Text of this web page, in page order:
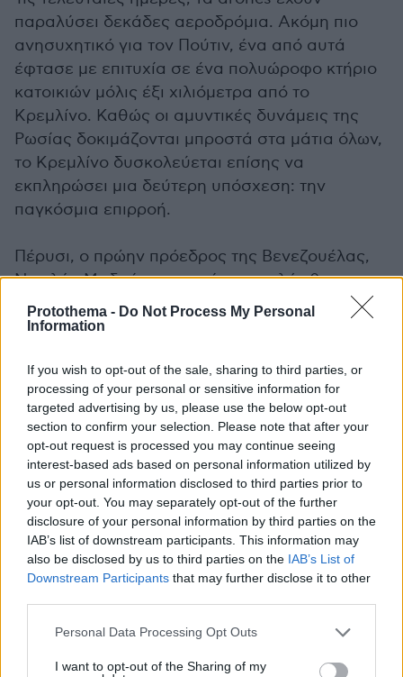
Protothema - Do Not Process My Personal
Information
If you wish to opt-out of the sale, sharing to third parties, or
processing of your personal or sensitive information for
targeted advertising by us, please use the below opt-out
section to confirm your selection. Please note that after your
opt-out request is processed you may continue seeing
interest-based ads based on personal information utilized by
us or personal information disclosed to third parties prior to
your opt-out. You may separately opt-out of the further
disclosure of your personal information by third parties on the
IAB’s list of downstream participants. This information may
also be disclosed by us to third parties on the IAB’s List of
Downstream Participants that may further disclose it to other
Please note that this website/app uses one or more Google
not limited to your visit or usage behaviour. You may click to
Personal Data Processing Opt Outs
I want to opt-out of the Sharing of my
παραλύσει δεκάδες αεροδρόμια. Ακόμη πιο
ανησυχητικό για τον Πούτιν, ένα από αυτά
έφτασε με επιτυχία σε ένα πολυώροφο κτήριο
κατοικιών μόλις έξι χιλιόμετρα από το
Κρεμλίνο. Καθώς οι αμυντικές δυνάμεις της
Ρωσίας δοκιμάζονται μπροστά στα μάτια όλων,
το Κρεμλίνο δυσκολεύεται επίσης να
εκπληρώσει μια δεύτερη υπόσχεση: την
παγκόσμια επιρροή.
Πέρυσι, ο πρώην πρόεδρος της Βενεζουέλας,
Νικολάς Μαδούρο, ο οποίος συνελήφθη σε μια
αμερικανική επιχείρηση «αστραπή», ήταν
ανάμεσα σε περίπου 30 ξένους αξιωματούχους
κατάλογος των καλεσμένων έχει μειωθεί σε
μια χούφτα ηγετών: από τη Λευκορωσία, το
Καζακστάν, το Κιργιστάν, τη Μαλαισία και το
Λάος. Ωστόσο, ο Νικόλ Πασινιάν από την
Αρμενία αρνήθηκε να παραστεί,
επικαλούμενος τις επικείμενες εκλογές, λίγες
ημέρες αφού φιλοξένησε τον Ουκρανό
πρόεδρο Βολοντίμιρ Ζελένσκι στο πλαίσιο
συνόδου της ΕΕ στο Γερεβάν, προκαλώντας την
οργή της Μόσχας.
Ο σύμβουλος του Πούτιν, Γιούρι Ουσακόφ,